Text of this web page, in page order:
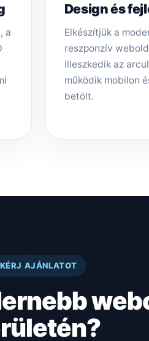
a
Design és
Elkészítjük a
reszponzív
illeszkedik az
működik mobilon
betölt.
KÉRJ AJÁNLATOT